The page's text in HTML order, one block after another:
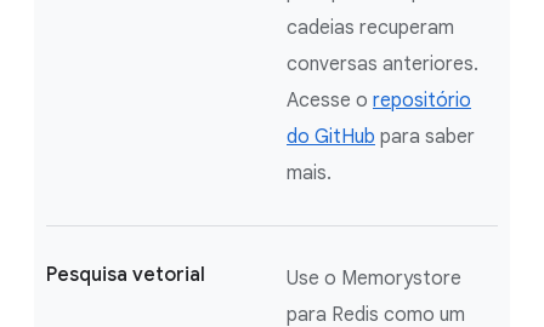
cadeias recuperam
conversas anteriores.
Acesse o repositório
do GitHub para saber
mais.
Pesquisa vetorial
Use o Memorystore
para Redis como um